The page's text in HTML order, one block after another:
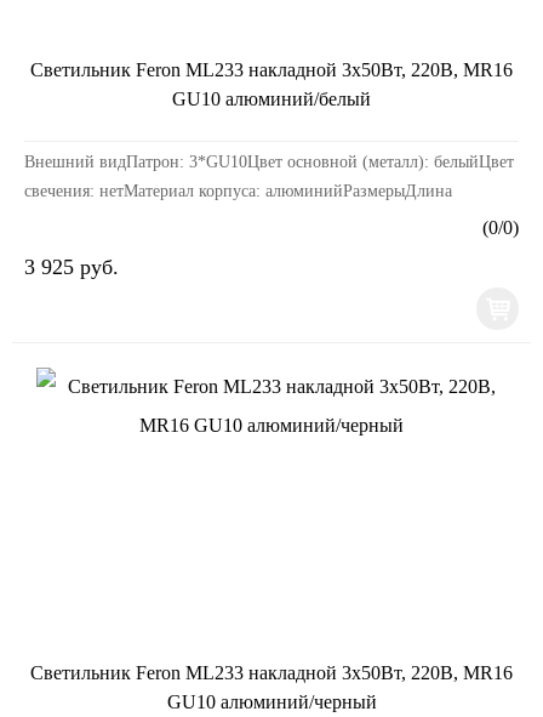
Светильник Feron ML233 накладной 3x50Вт, 220В, MR16
GU10 алюминий/белый
Внешний видПатрон: 3*GU10Цвет основной (металл): белыйЦвет
свечения: нетМатериал корпуса: алюминийРазмерыДлина
(0/0)
3 925 руб.
Светильник Feron ML233 накладной 3x50Вт, 220В, MR16
GU10 алюминий/черный